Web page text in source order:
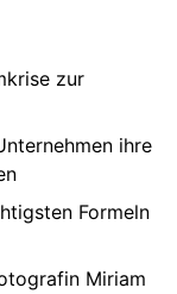
zur
ihre
Formeln
Miriam